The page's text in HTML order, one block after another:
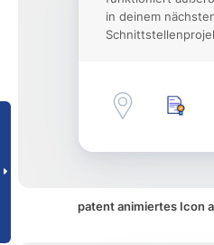
in deinem
patent animiertes Icon